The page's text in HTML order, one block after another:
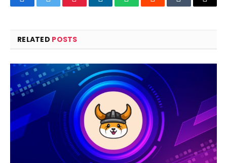
FacebookTwitterPinterestLinkedInWhatsAppRedditTumblrEmail
RELATED POSTS